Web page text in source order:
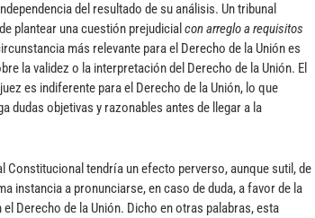
del resultado de su análisis. Un tribunal
plantear una cuestión prejudicial con arreglo a requisitos
más relevante para el Derecho de la Unión es
la validez o la interpretación del Derecho de la Unión. El
es indiferente para el Derecho de la Unión, lo que
dudas objetivas y razonables antes de llegar a la
Constitucional tendría un efecto perverso, aunque sutil, de
instancia a pronunciarse, en caso de duda, a favor de la
Derecho de la Unión. Dicho en otras palabras, esta